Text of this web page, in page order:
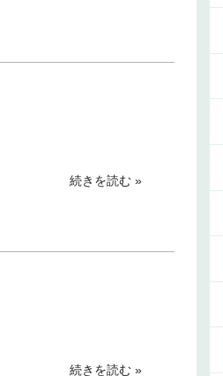
続きを読む »
続きを読む »